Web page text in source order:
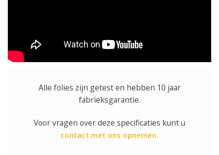
Alle folies zijn getest en hebben 10 jaar
fabrieksgarantie.
Voor vragen over deze specificaties kunt u
contact met ons opnemen.